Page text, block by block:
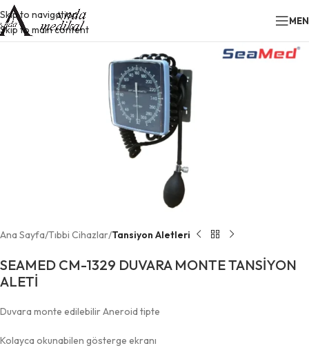
Skip to navigation
Skip to main content
Ana Sayfa Tıbbi Cihazlar Tansiyon Aletleri
SEAMED CM-1329 DUVARA MONTE TANSİYON
ALETİ
Duvara monte edilebilir Aneroid tipte
Kolayca okunabilen gösterge ekranı